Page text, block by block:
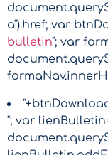
a").href; var
bulletin"; var
"; var